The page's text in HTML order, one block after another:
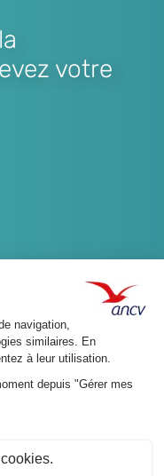
votre